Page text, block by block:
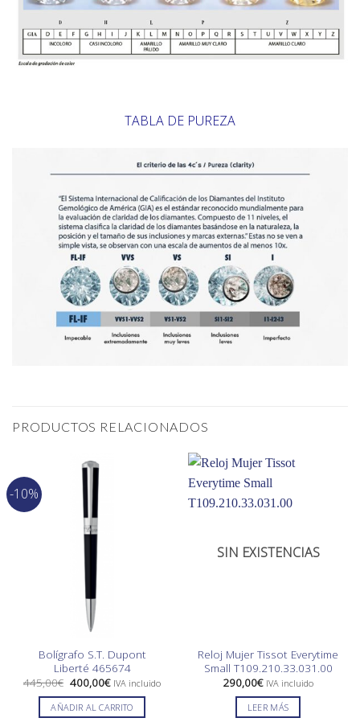
TABLA DE PUREZA
PRODUCTOS RELACIONADOS
-10%
Bolígrafo S.T. Dupont
Liberté 465674
445,00€ El
precio
original
era:
400,00€El
actual
es:
IVA incluido
AÑADIR AL CARRITO
SIN EXISTENCIAS
Reloj Mujer Tissot Everytime
Small T109.210.33.031.00
290,00€ IVA incluido
LEER MÁS